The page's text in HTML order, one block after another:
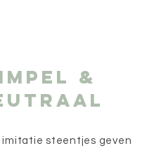
&
imitatie steentjes geven